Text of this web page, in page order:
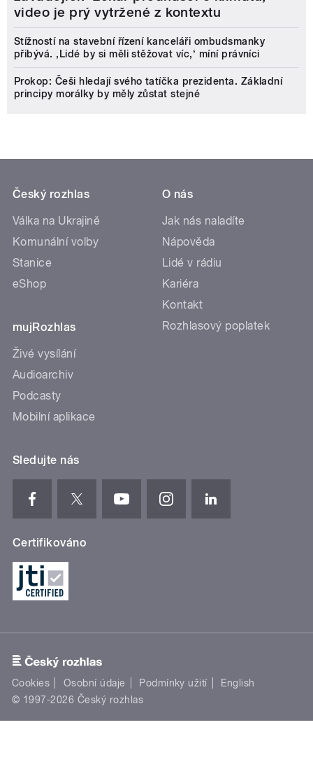
video je prý vytržené z kontextu
Stížností na stavební řízení kanceláři ombudsmanky
přibývá. ‚Lidé by si měli stěžovat víc,‘ míní právníci
Prokop: Češi hledají svého tatíčka prezidenta. Základní
principy morálky by měly zůstat stejné
Český rozhlas
Válka na Ukrajině
Komunální volby
Stanice
eShop
mujRozhlas
Živé vysílání
Audioarchiv
Podcasty
Mobilní aplikace
O nás
Jak nás naladíte
Nápověda
Lidé v rádiu
Kariéra
Kontakt
Rozhlasový poplatek
Sledujte nás
Certifikováno
Cookies Osobní údaje Podmínky užití
English
© 1997-2026 Český rozhlas